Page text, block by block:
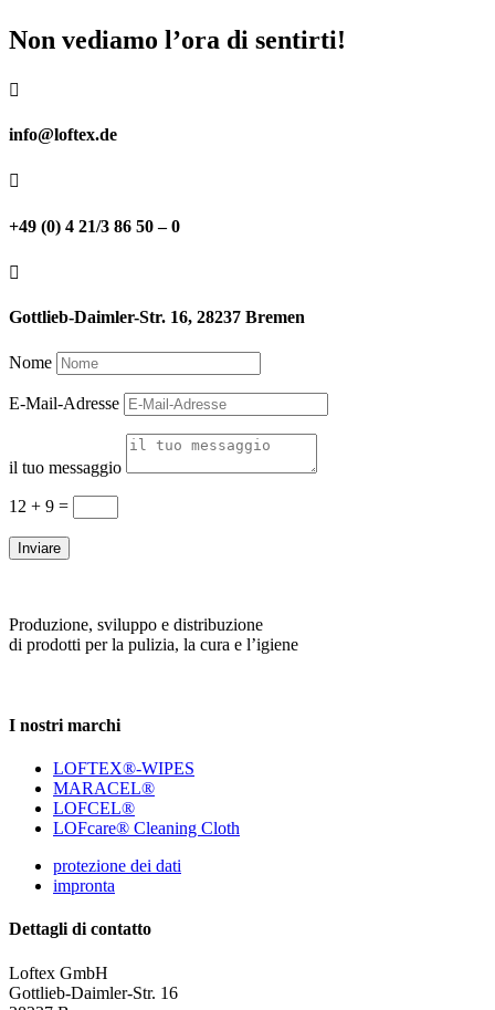
Non vediamo l’ora di sentirti!

info@loftex.de

+49 (0) 4 21/3 86 50 – 0

Gottlieb-Daimler-Str. 16, 28237 Bremen
Nome
E-Mail-Adresse
il tuo messaggio
12 + 9 =
Inviare
Produzione, sviluppo e distribuzione
di prodotti per la pulizia, la cura e l’igiene
I nostri marchi
LOFTEX®-WIPES
MARACEL®
LOFCEL®
LOFcare® Cleaning Cloth
protezione dei dati
impronta
Dettagli di contatto
Loftex GmbH
Gottlieb-Daimler-Str. 16